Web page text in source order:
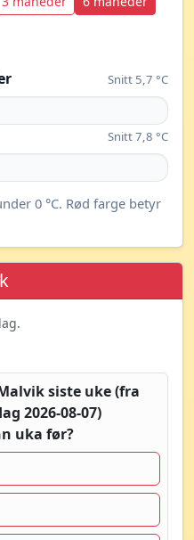
Snitt 5,7 °C
Snitt 7,8 °C
0 °C. Rød farge betyr
siste uke (fra
2026-08-07)
uka før?